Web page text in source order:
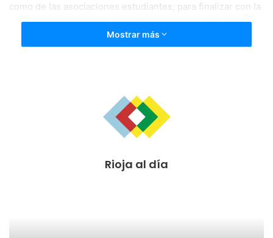
como de las asociaciones estudiantes; para finalizar con la
visita a las facultades y escuelas del campus. Las clases
darán comienzo el lunes 16 de septiembre.
Lugar: Polideportivo Universitario
10:30h Recepción de los alumnos en el polideportivo
Entrega de bolsa de la UR con agenda, información de
Mostrar más
Rioja al día